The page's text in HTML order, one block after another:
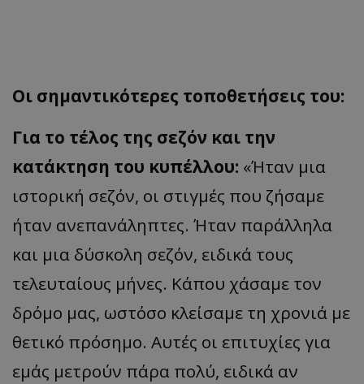
Οι σημαντικότερες τοποθετήσεις του:
Για το τέλος της σεζόν και την
κατάκτηση του κυπέλλου: «Ήταν μια
ιστορική σεζόν, οι στιγμές που ζήσαμε
ήταν ανεπανάληπτες. Ήταν παράλληλα
και μια δύσκολη σεζόν, ειδικά τους
τελευταίους μήνες. Κάπου χάσαμε τον
δρόμο μας, ωστόσο κλείσαμε τη χρονιά με
θετικό πρόσημο. Αυτές οι επιτυχίες για
εμάς μετρούν πάρα πολύ, ειδικά αν